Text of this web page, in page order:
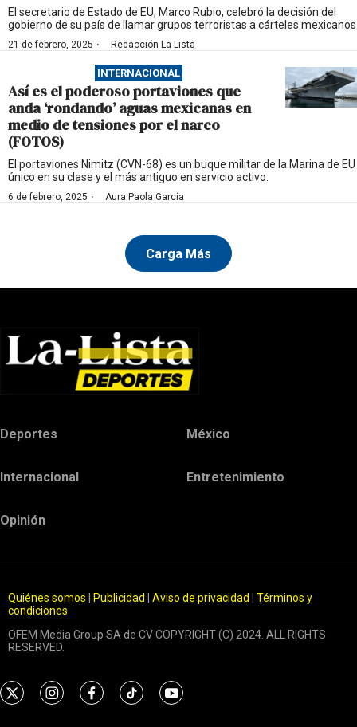
El secretario de Estado de EU, Marco Rubio, celebró la decisión del
gobierno de su país de llamar grupos terroristas a cárteles mexicanos
21 de febrero, 2025 · Redacción La-Lista
INTERNACIONAL
Así es el poderoso portaviones que
anda ‘rondando’ aguas mexicanas en
medio de tensiones por el narco
(FOTOS)
El portaviones Nimitz (CVN-68) es un buque militar de la Marina de EU
único en su clase y el más antiguo en servicio activo.
6 de febrero, 2025 · Aura Paola García
Carga Más
Deportes México
Internacional Entretenimiento
Opinión
Quiénes somos Publicidad Aviso de privacidad
Términos y
condiciones
OFEM Media Group SA de CV COPYRIGHT (C) 2024. ALL RIGHTS
RESERVED.
t
i
f
t
y